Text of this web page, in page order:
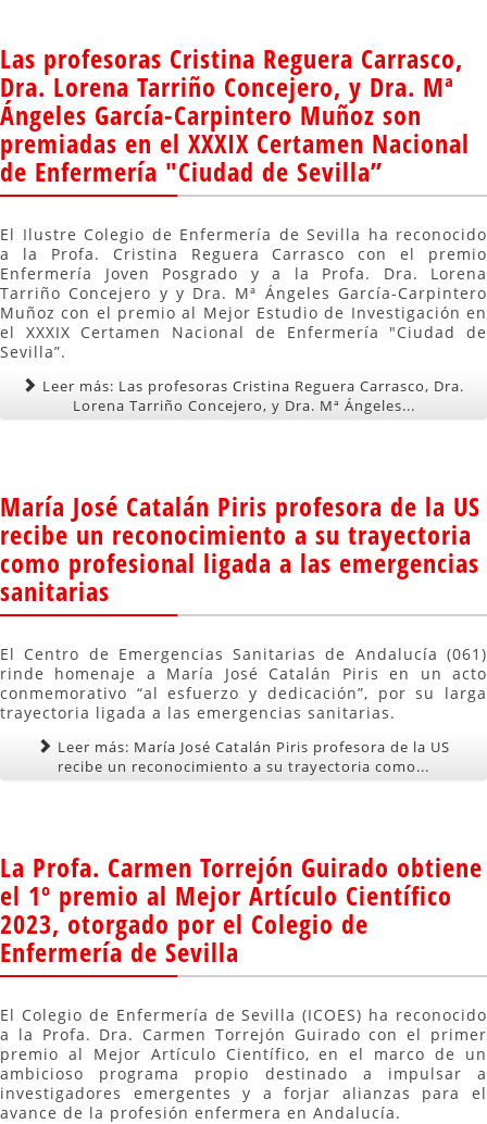
Las profesoras Cristina Reguera Carrasco,
Dra. Lorena Tarriño Concejero, y Dra. Mª
Ángeles García-Carpintero Muñoz son
premiadas en el XXXIX Certamen Nacional
de Enfermería "Ciudad de Sevilla”
El Ilustre Colegio de Enfermería de Sevilla ha reconocido
a la Profa. Cristina Reguera Carrasco con el premio
Enfermería Joven Posgrado y a la Profa. Dra. Lorena
Tarriño Concejero y y Dra. Mª Ángeles García-Carpintero
Muñoz con el premio al Mejor Estudio de Investigación en
el XXXIX Certamen Nacional de Enfermería "Ciudad de
Sevilla”.
Leer más: Las profesoras Cristina Reguera Carrasco, Dra.
Lorena Tarriño Concejero, y Dra. Mª Ángeles...
María José Catalán Piris profesora de la US
recibe un reconocimiento a su trayectoria
como profesional ligada a las emergencias
sanitarias
El Centro de Emergencias Sanitarias de Andalucía (061)
rinde homenaje a María José Catalán Piris en un acto
conmemorativo “al esfuerzo y dedicación”, por su larga
trayectoria ligada a las emergencias sanitarias.
Leer más: María José Catalán Piris profesora de la US
recibe un reconocimiento a su trayectoria como...
La Profa. Carmen Torrejón Guirado obtiene
el 1º premio al Mejor Artículo Científico
2023, otorgado por el Colegio de
Enfermería de Sevilla
El Colegio de Enfermería de Sevilla (ICOES) ha reconocido
a la Profa. Dra. Carmen Torrejón Guirado con el primer
premio al Mejor Artículo Científico, en el marco de un
ambicioso programa propio destinado a impulsar a
investigadores emergentes y a forjar alianzas para el
avance de la profesión enfermera en Andalucía.